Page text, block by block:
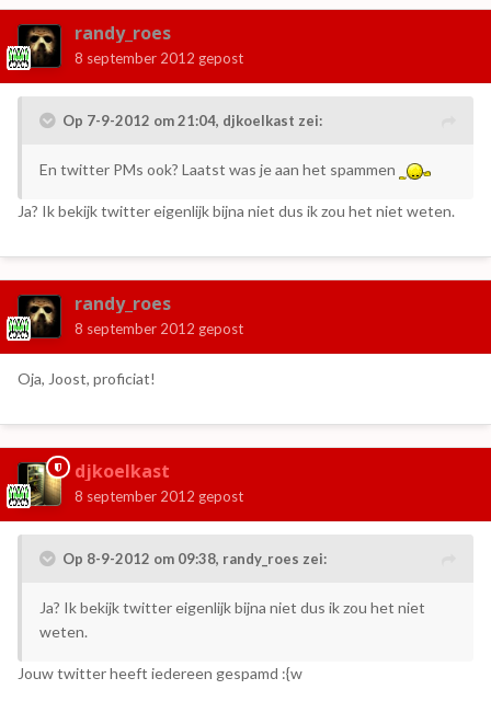
randy_roes
8 september 2012 gepost
Op 7-9-2012 om 21:04, djkoelkast zei:
En twitter PMs ook? Laatst was je aan het spammen
Ja? Ik bekijk twitter eigenlijk bijna niet dus ik zou het niet weten.
randy_roes
8 september 2012 gepost
Oja, Joost, proficiat!
djkoelkast
8 september 2012 gepost
Op 8-9-2012 om 09:38, randy_roes zei:
Ja? Ik bekijk twitter eigenlijk bijna niet dus ik zou het niet
weten.
Jouw twitter heeft iedereen gespamd :{w